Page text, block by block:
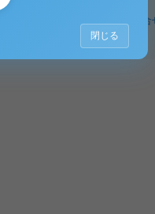
お問
閉じる